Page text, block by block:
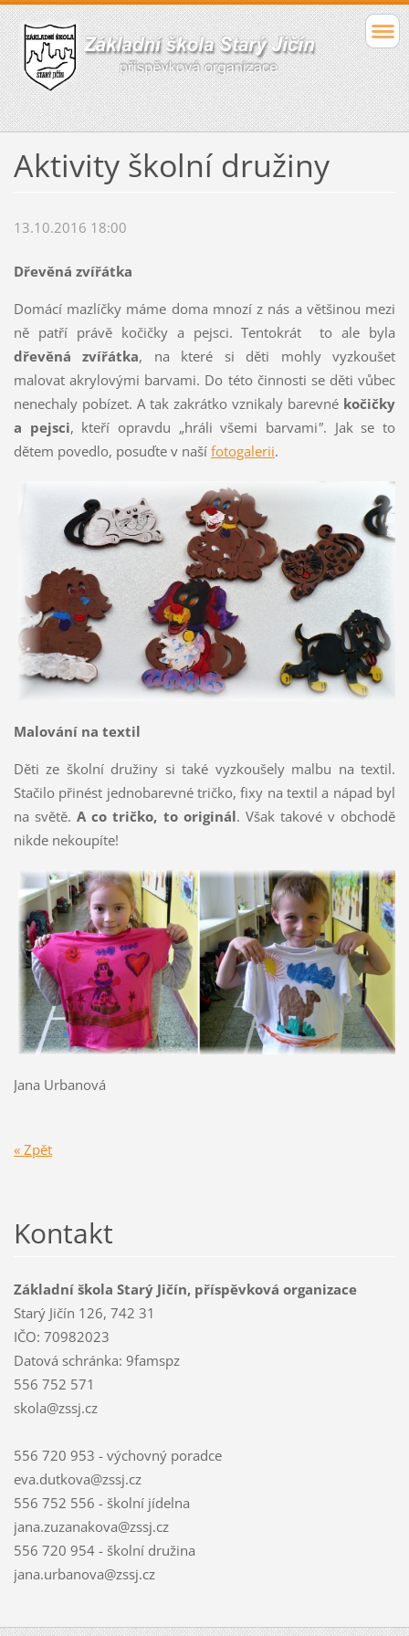
Aktivity školní družiny
13.10.2016 18:00
Dřevěná zvířátka
Domácí mazlíčky máme doma mnozí z nás a většinou mezi
ně patří právě kočičky a pejsci. Tentokrát to ale byla
dřevěná zvířátka, na které si děti mohly vyzkoušet
malovat akrylovými barvami. Do této činnosti se děti vůbec
nenechaly pobízet. A tak zakrátko vznikaly barevné kočičky
a pejsci, kteří opravdu „hráli všemi barvami". Jak se to
dětem povedlo, posuďte v naší fotogalerii.
Malování na textil
Děti ze školní družiny si také vyzkoušely malbu na textil.
Stačilo přinést jednobarevné tričko, fixy na textil a nápad byl
na světě. A co tričko, to originál. Však takové v obchodě
nikde nekoupíte!
Jana Urbanová
« Zpět
Kontakt
Základní škola Starý Jičín, příspěvková organizace
Starý Jičín 126, 742 31
IČO: 70982023
Datová schránka: 9famspz
556 752 571
skola@zssj.cz
556 720 953 - výchovný poradce
eva.dutkova@zssj.cz
556 752 556 - školní jídelna
jana.zuzanakova@zssj.cz
556 720 954 - školní družina
jana.urbanova@zssj.cz